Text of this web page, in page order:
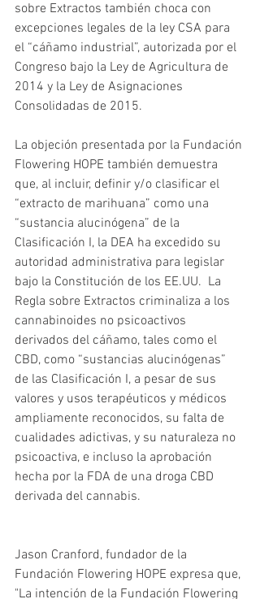
sobre Extractos también choca con
excepciones legales de la ley CSA para
el “cáñamo industrial”, autorizada por el
Congreso bajo la Ley de Agricultura de
2014 y la Ley de Asignaciones
Consolidadas de 2015.
La objeción presentada por la Fundación
Flowering HOPE también demuestra
que, al incluir, definir y/o clasificar el
“extracto de marihuana” como una
“sustancia alucinógena” de la
Clasificación I, la DEA ha excedido su
autoridad administrativa para legislar
bajo la Constitución de los EE.UU.  La
Regla sobre Extractos criminaliza a los
cannabinoides no psicoactivos
derivados del cáñamo, tales como el
CBD, como “sustancias alucinógenas”
de las Clasificación I, a pesar de sus
valores y usos terapéuticos y médicos
ampliamente reconocidos, su falta de
cualidades adictivas, y su naturaleza no
psicoactiva, e incluso la aprobación
hecha por la FDA de una droga CBD
derivada del cannabis.
Jason Cranford, fundador de la
Fundación Flowering HOPE expresa que,
"La intención de la Fundación Flowering